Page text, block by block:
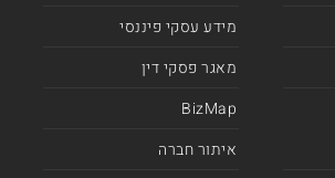
מידע עסקי פיננסי
מאגר פסקי דין
BizMap
איתור חברה